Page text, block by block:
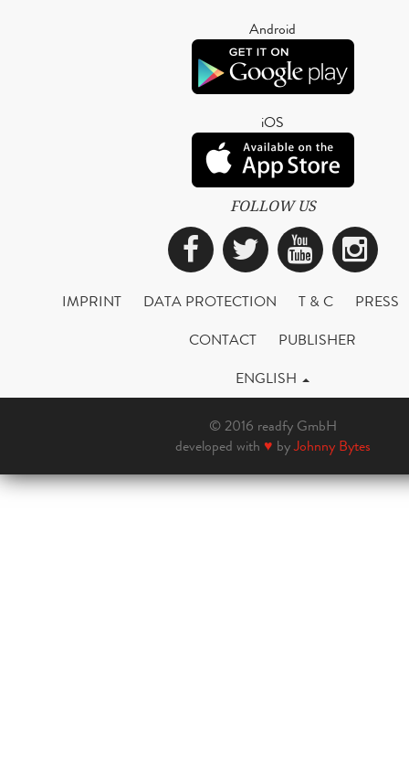
Android
iOS
FOLLOW US
Facebook
Twitter
IMPRINT DATA PROTECTION T & C
PRESS
CONTACT
PUBLISHER
ENGLISH
© 2016 readfy GmbH
developed with ♥ byJohnny Bytes